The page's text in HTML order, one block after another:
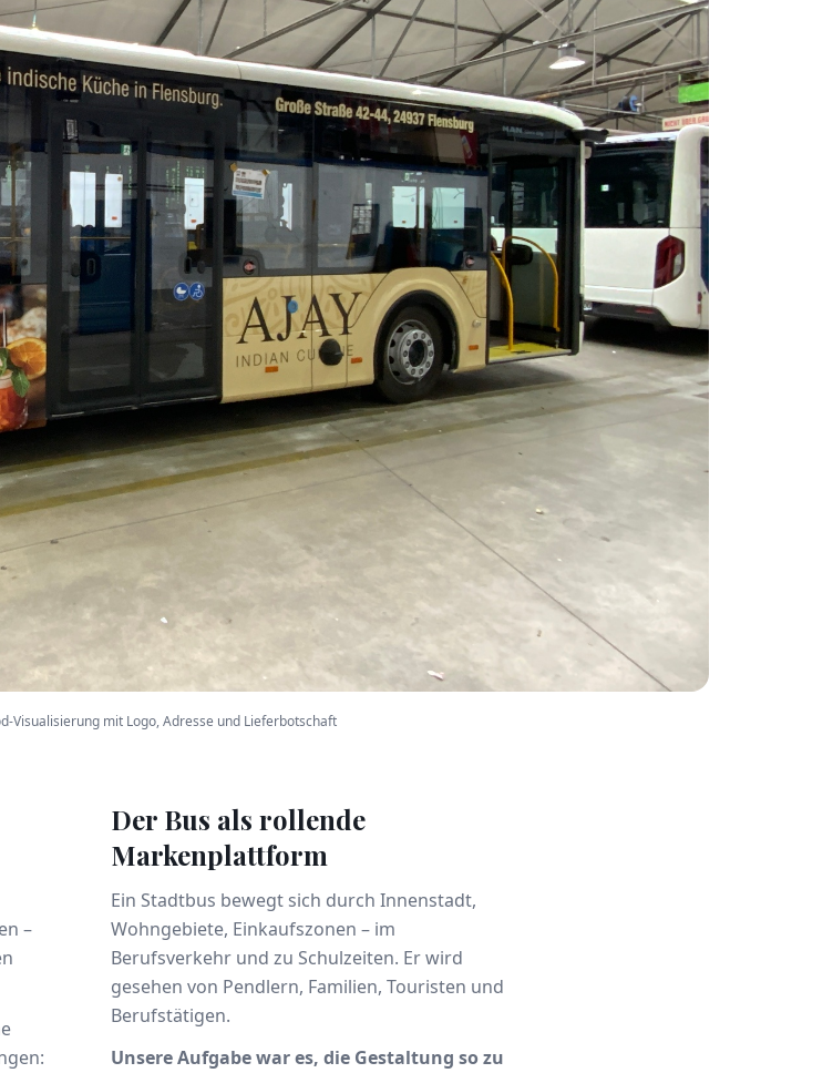
Visualisierung mit Logo, Adresse und Lieferbotschaft
–
Der Bus als rollende
Markenplattform
Ein Stadtbus bewegt sich durch Innenstadt,
Wohngebiete, Einkaufszonen – im
Berufsverkehr und zu Schulzeiten. Er wird
gesehen von Pendlern, Familien, Touristen und
Berufstätigen.
Unsere Aufgabe war es, die Gestaltung so zu